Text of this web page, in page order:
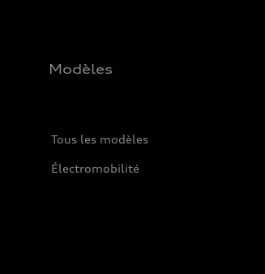
Modèles
Tous les modèles
Électromobilité